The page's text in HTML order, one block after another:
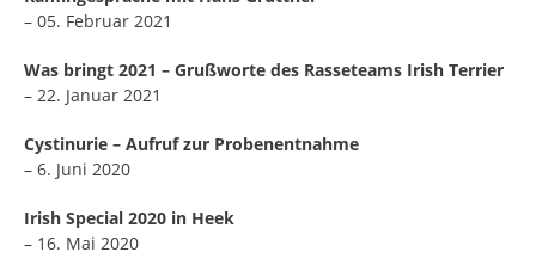
– 05. Februar 2021
Was bringt 2021 – Grußworte des Rasseteams Irish Terrier
– 22. Januar 2021
Cystinurie – Aufruf zur Probenentnahme
– 6. Juni 2020
Irish Special 2020 in Heek
– 16. Mai 2020